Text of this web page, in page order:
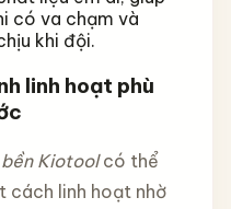
có va chạm và
khi đội.
linh hoạt phù
Kiotoolcó thể
cách linh hoạt nhờ